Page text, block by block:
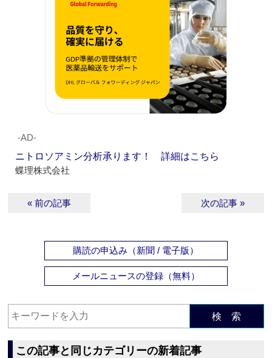
‐AD‐
ニトロソアミン分析承ります！ 詳細はこちら
蝶理株式会社
« 前の記事 次の記事 »
購読の申込み（新聞 / 電子版）
メールニュースの登録（無料）
検 索
この記事と同じカテゴリーの新着記事